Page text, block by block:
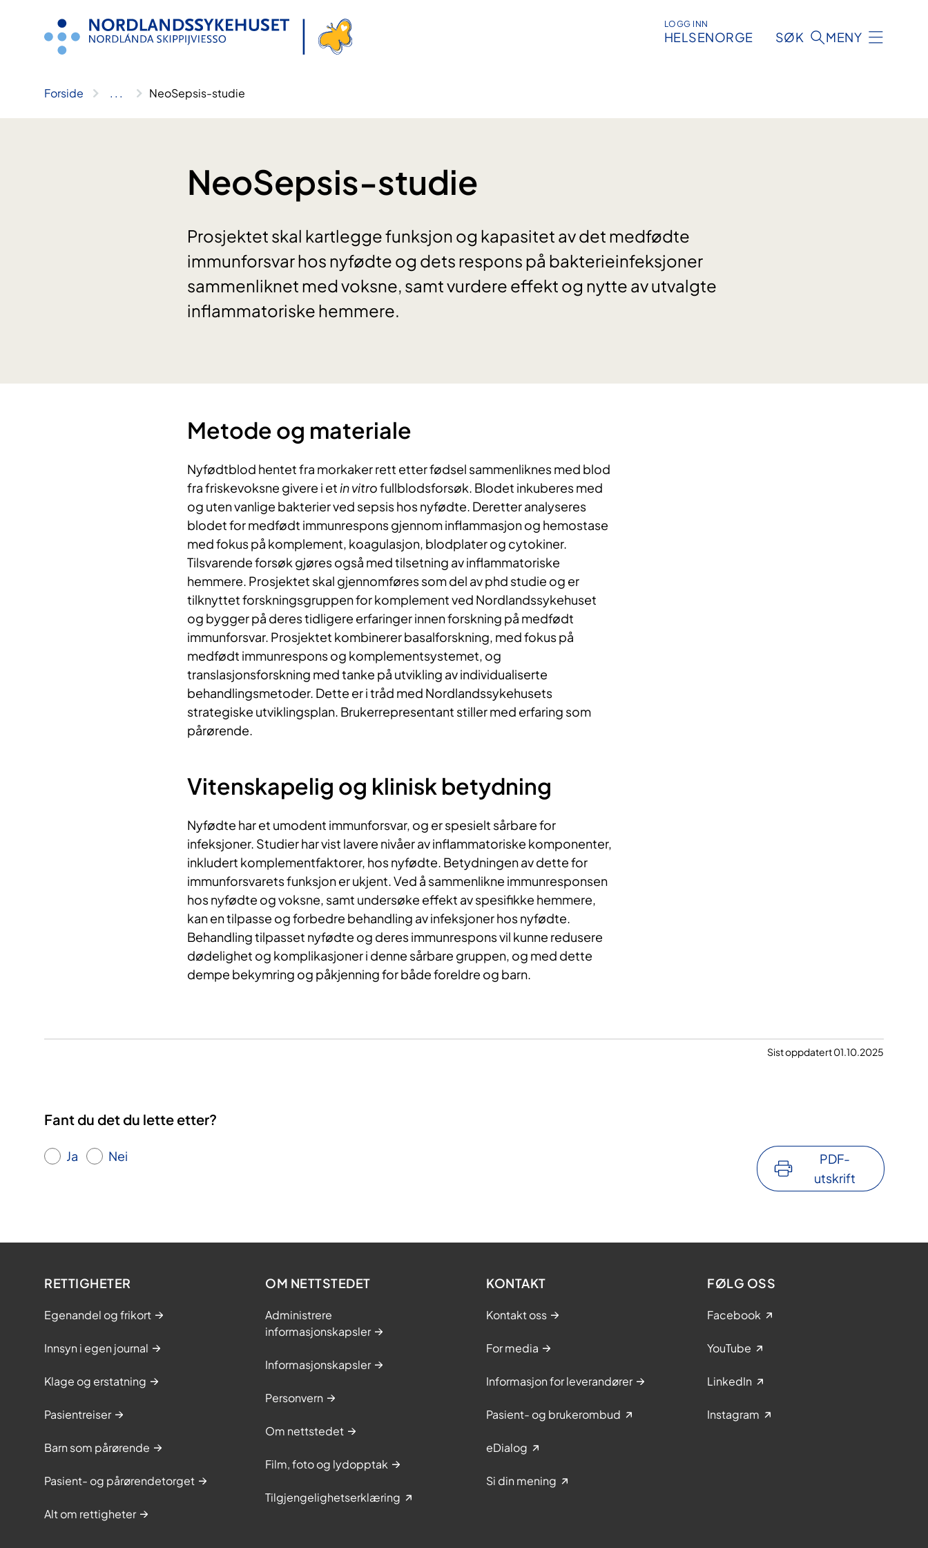
LOGG INN
HELSENORGE SØK MENY
Forside .. . NeoSepsis-studie
NeoSepsis-studie
Prosjektet skal kartlegge funksjon og kapasitet av det medfødte
immunforsvar hos nyfødte og dets respons på bakterieinfeksjoner
sammenliknet med voksne, samt vurdere effekt og nytte av utvalgte
inflammatoriske hemmere.
Metode og materiale
Nyfødtblod hentet fra morkaker rett etter fødsel sammenliknes med blod
fra friskevoksne givere i et in vitrofullblodsforsøk. Blodet inkuberes med
og uten vanlige bakterier ved sepsis hos nyfødte. Deretter analyseres
blodet for medfødt immunrespons gjennom inflammasjon og hemostase
med fokus på komplement, koagulasjon, blodplater og cytokiner.
Tilsvarende forsøk gjøres også med tilsetning av inflammatoriske
hemmere. Prosjektet skal gjennomføres som del av phd studie og er
tilknyttet forskningsgruppen for komplement ved Nordlandssykehuset
og bygger på deres tidligere erfaringer innen forskning på medfødt
immunforsvar. Prosjektet kombinerer basalforskning, med fokus på
medfødt immunrespons og komplementsystemet, og
translasjonsforskning med tanke på utvikling av individualiserte
behandlingsmetoder. Dette er i tråd med Nordlandssykehusets
strategiske utviklingsplan. Brukerrepresentant stiller med erfaring som
pårørende.
Vitenskapelig og klinisk betydning
Nyfødte har et umodent immunforsvar, og er spesielt sårbare for
infeksjoner. Studier har vist lavere nivåer av inflammatoriske komponenter,
inkludert komplementfaktorer, hos nyfødte. Betydningen av dette for
immunforsvarets funksjon er ukjent. Ved å sammenlikne immunresponsen
hos nyfødte og voksne, samt undersøke effekt av spesifikke hemmere,
kan en tilpasse og forbedre behandling av infeksjoner hos nyfødte.
Behandling tilpasset nyfødte og deres immunrespons vil kunne redusere
dødelighet og komplikasjoner i denne sårbare gruppen, og med dette
dempe bekymring og påkjenning for både foreldre og barn.
Sist oppdatert 01.10.2025
Fant du det du lette etter?
Ja Nei
PDF-
utskrift
RETTIGHETER
Egenandel og frikort
Innsyn i egen journal
Klage og erstatning
Pasientreiser
Barn som pårørende
Pasient- og pårørendetorget
Alt om rettigheter
OM NETTSTEDET
Administrere
informasjonskapsler
Informasjonskapsler
Personvern
Om nettstedet
Film, foto og lydopptak
Tilgjengelighetserklæring
KONTAKT
Kontakt oss
For media
Informasjon for leverandører
Pasient- og brukerombud
eDialog
Si din mening
FØLG OSS
Facebook
YouTube
LinkedIn
Instagram